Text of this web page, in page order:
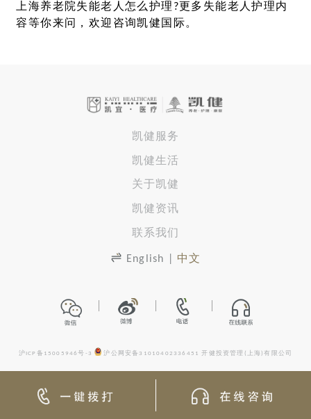
上海养老院失能老人怎么护理?更多失能老人护理内
容等你来问，欢迎咨询凯健国际。
沪ICP备15005946号-3 沪公网安备31010402336451 开健投资管理(上海)有限公司
凯健服务
凯健生活
关于凯健
凯健资讯
联系我们
English 中文